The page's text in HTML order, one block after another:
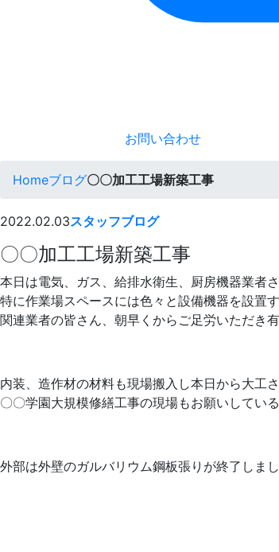
お問い合わせ
Homeブログ〇〇加工工場新築工事
2022.02.03スタッフブログ
〇〇加工工場新築工事
本日は電気、ガス、給排水衛生、厨房機器業者
特に作業場スペースには色々と設備機器を設置
関連業者の皆さん、朝早くからご足労いただき
内装、造作材の材料も現場搬入し本日から大工
〇〇学園大規模修繕工事の現場もお願いしてい
外部は外壁のガルバリウム鋼板張りが終了しまし